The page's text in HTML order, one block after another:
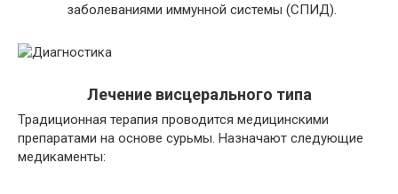
заболеваниями иммунной системы (СПИД).
Лечение висцерального типа
Традиционная терапия проводится медицинскими
препаратами на основе сурьмы. Назначают следующие
медикаменты: